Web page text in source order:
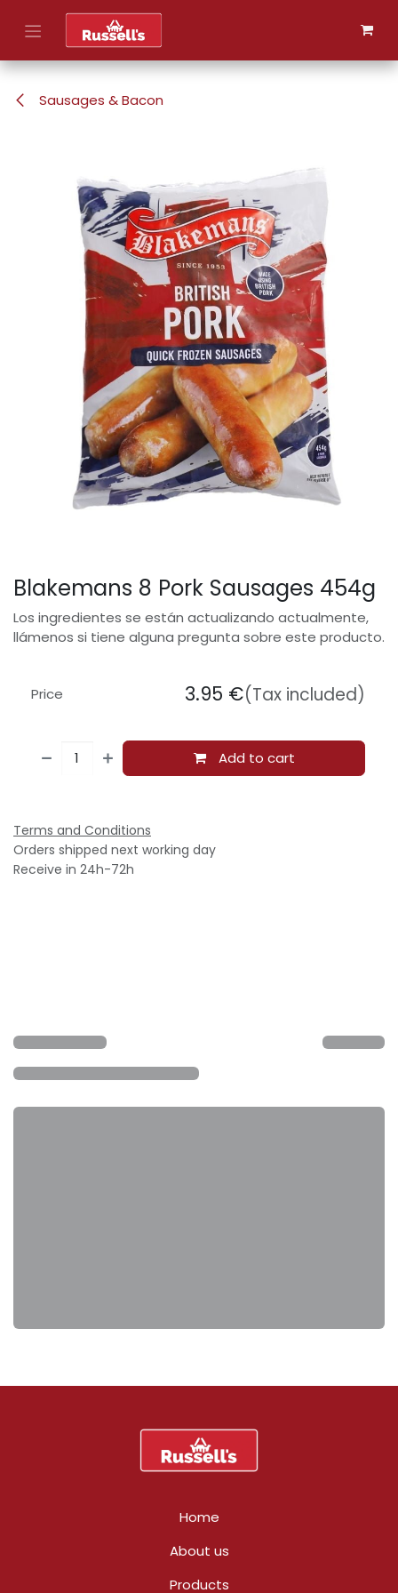
Skip to Content
Sausages & Bacon
Blakemans 8 Pork Sausages 454g
Los ingredientes se están actualizando actualmente,
llámenos si tiene alguna pregunta sobre este producto.
Add to cart
Price 3.95 €(Tax included)
Terms and Conditions
Orders shipped next working day
Receive in 24h-72h
Home
About us
Products